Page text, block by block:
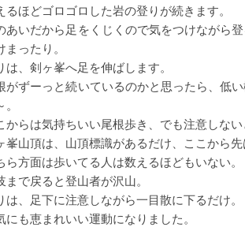
るほどゴロゴロした岩の登りが続きます。
あいだから足をくじくので気をつけながら
まったり。
は、剣ヶ峯へ足を伸ばします。
がずーっと続いているのかと思ったら、
からは気持ちいい尾根歩き、でも注意しない
峯山頂は、山頂標識があるだけ、ここから
ら方面は歩いてる人は数えるほどもいない
まで戻ると登山者が沢山。
は、足下に注意しながら一目散に下るだけ。
にも恵まれいい運動になりました。